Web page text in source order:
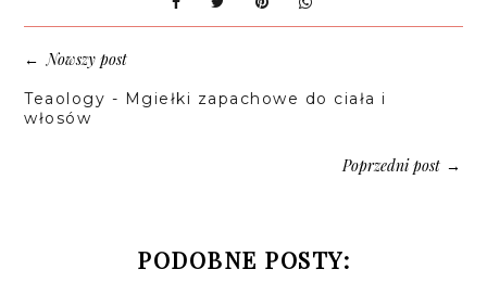
←Nowszy post
Teaology - Mgiełki zapachowe do ciała i
włosów
Poprzedni post→
PODOBNE POSTY: